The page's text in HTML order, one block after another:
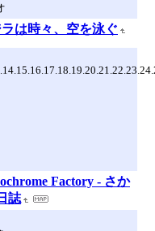
は時々、空を泳ぐ
Factory - さか
誌